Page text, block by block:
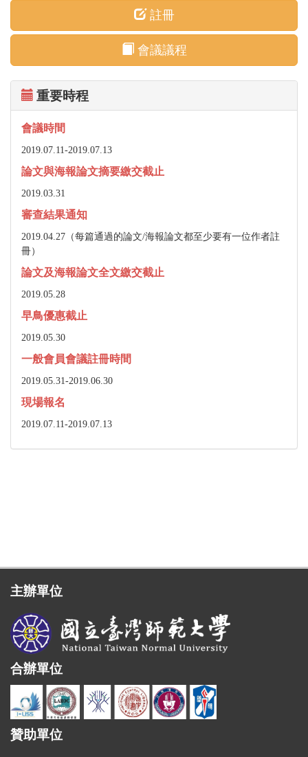
註冊
會議議程
重要時程
會議時間
2019.07.11-2019.07.13
論文與海報論文摘要繳交截止
2019.03.31
審查結果通知
2019.04.27（每篇通過的論文/海報論文都至少要有一位作者註
冊）
論文及海報論文全文繳交截止
2019.05.28
早鳥優惠截止
2019.05.30
一般會員會議註冊時間
2019.05.31-2019.06.30
現場報名
2019.07.11-2019.07.13
主辦單位
合辦單位
贊助單位